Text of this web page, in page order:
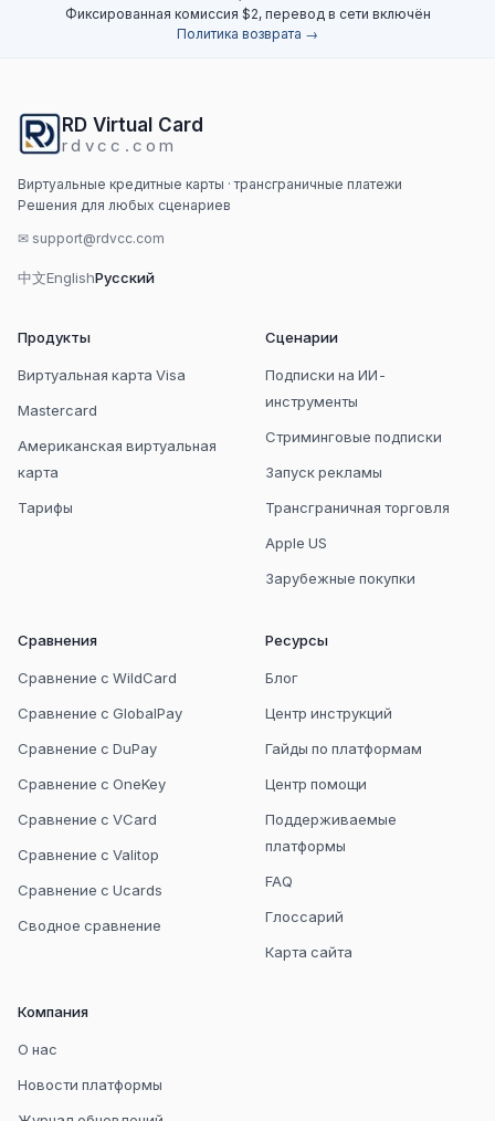
Фиксированная комиссия $2, перевод в сети включён
Политика возврата →
RD Virtual Card
rdvcc.com
Виртуальные кредитные карты · трансграничные платежи
Решения для любых сценариев
✉ support@rdvcc.com
中文EnglishРусский
Продукты
Виртуальная карта Visa
Mastercard
Американская виртуальная
карта
Тарифы
Сценарии
Подписки на ИИ-
инструменты
Стриминговые подписки
Запуск рекламы
Трансграничная торговля
Apple US
Зарубежные покупки
Сравнения
Сравнение с WildCard
Сравнение с GlobalPay
Сравнение с DuPay
Сравнение с OneKey
Сравнение с VCard
Сравнение с Valitop
Сравнение с Ucards
Сводное сравнение
Ресурсы
Блог
Центр инструкций
Гайды по платформам
Центр помощи
Поддерживаемые
платформы
FAQ
Глоссарий
Карта сайта
Компания
О нас
Новости платформы